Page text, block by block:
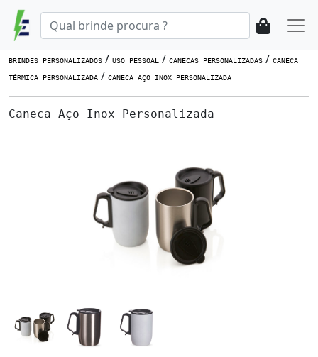
BRINDES PERSONALIZADOS / USO PESSOAL / CANECAS PERSONALIZADAS / CANECA
TÉRMICA PERSONALIZADA / CANECA AÇO INOX PERSONALIZADA
Caneca Aço Inox Personalizada